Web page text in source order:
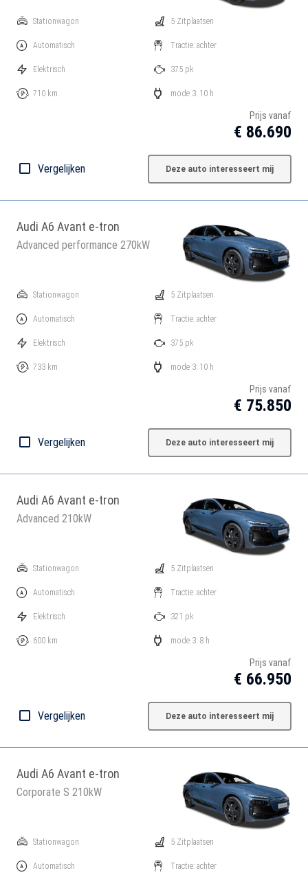
Stationwagon
Automatisch
Elektrisch
710 km
5 Zitplaatsen
Tractie: achter
375 pk
mode 3: 10 h
Prijs vanaf
€ 86.690
Vergelijken Deze auto interesseert mij
Audi A6 Avant e-tron
Advanced performance 270kW
Stationwagon
Automatisch
Elektrisch
733 km
5 Zitplaatsen
Tractie: achter
375 pk
mode 3: 10 h
Prijs vanaf
€ 75.850
Vergelijken Deze auto interesseert mij
Audi A6 Avant e-tron
Advanced 210kW
Stationwagon
Automatisch
Elektrisch
600 km
5 Zitplaatsen
Tractie: achter
321 pk
mode 3: 8 h
Prijs vanaf
€ 66.950
Vergelijken Deze auto interesseert mij
Audi A6 Avant e-tron
Corporate S 210kW
Stationwagon
Automatisch
5 Zitplaatsen
Tractie: achter